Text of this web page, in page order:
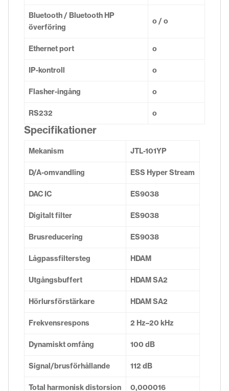
Bluetooth / Bluetooth HP
överföring
o / o
Ethernet port o
IP-kontroll o
Flasher-ingång o
RS232 o
Specifikationer
Mekanism JTL-101YP
D/A-omvandling ESS Hyper Stream
DAC IC ES9038
Digitalt filter ES9038
Brusreducering ES9038
Lågpassfiltersteg HDAM
Utgångsbuffert HDAM SA2
Hörlursförstärkare HDAM SA2
Frekvensrespons 2 Hz–20 kHz
Dynamiskt omfång 100 dB
Signal/brusförhållande 112 dB
Total harmonisk distorsion 0,000016